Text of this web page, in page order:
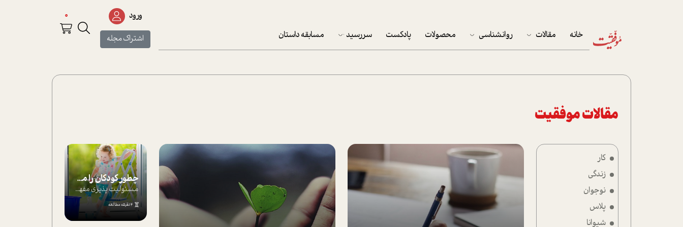
خانه مقالات
پرونده ویژه
روانشناسی محصولات پادکست سررسید
تقویم دیواری
مسابقه داستان
ورود
اشتراک مجله
0
مقالات موفقیت
کار
زندگی
نوجوان
پلاس
شیوانا
چطور کودکان را مسئولیت‌پذیر بار بیاورید؟
مسئولیت پذیری مفهومی ا ست که هر چه کودکت...
4 دقیقه مطالعه